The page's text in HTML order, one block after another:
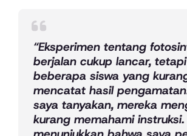
“Eksperimen tentang
berjalan cukup lancar,
beberapa siswa yang
mencatat hasil
saya tanyakan, mereka
kurang memahami instruksi.